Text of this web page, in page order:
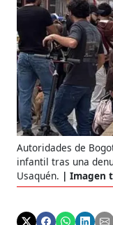
Autoridades de
infantil tras una
Usaquén.
Imagen